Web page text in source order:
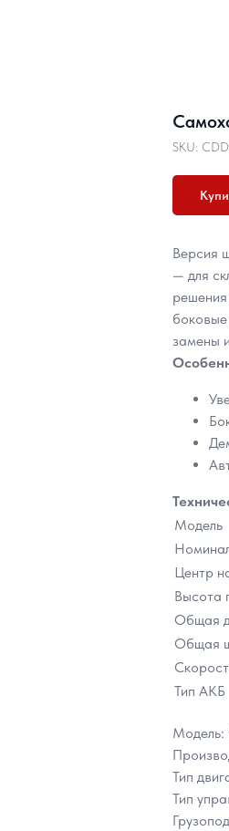
SKU:
Версия
— для
замены
Модель
Центр
Высота
Общая
Общая
Тип АКБ
Модель:
Тип
Тип